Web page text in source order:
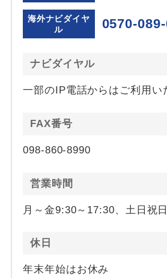
海外ナビダイヤ
ル
0570-
ナビダイヤル
一部のIP電話からはご利用い
FAX番号
098-860-8990
営業時間
月～金9:30～17:30、土日祝
休日
年末年始はお休み